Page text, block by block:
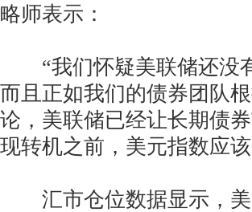
略师表示：
“我们怀疑美联储还没
而且正如我们的债券团队
论，美联储已经让长期债
现转机之前，美元指数应
汇市仓位数据显示，美